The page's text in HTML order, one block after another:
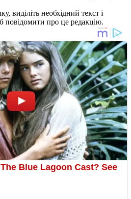
виділіть необхідний текст і
повідомити про це редакцію.